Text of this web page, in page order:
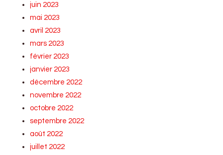
juin 2023
mai 2023
avril 2023
mars 2023
février 2023
janvier 2023
décembre 2022
novembre 2022
octobre 2022
septembre 2022
août 2022
juillet 2022